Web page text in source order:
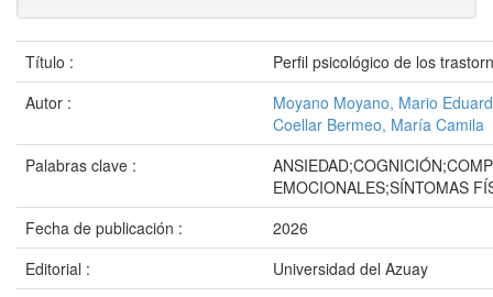
Título :
Perfil psicológico de los
Autor :
Moyano Moyano, Mario
Coellar Bermeo, María Camila
Palabras clave :
EMOCIONALES;SÍNTOMAS
Fecha de publicación :
2026
Editorial :
Universidad del Azuay